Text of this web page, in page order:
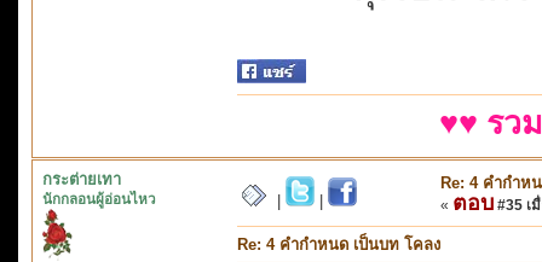
♥♥ รว
กระต่ายเทา
นักกลอนผู้อ่อนไหว
Re: 4 คำกำห
« ตอบ #35 เ
Re: 4 คำกำหนด เป็นบท โคลง